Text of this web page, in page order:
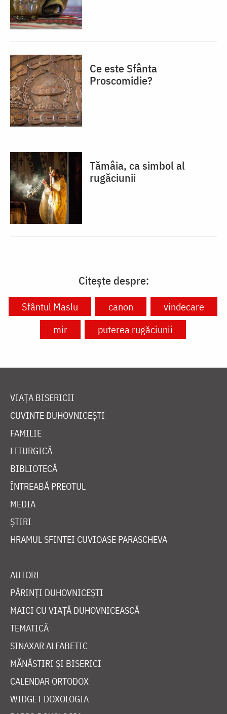
Ce este Sfânta
Proscomidie?
Tămâia, ca simbol al
rugăciunii
Citește despre:
Sfântul Maslu canon
vindecare
mir
puterea rugăciunii
VIAȚA BISERICII
CUVINTE DUHOVNICEȘTI
FAMILIE
LITURGICĂ
BIBLIOTECĂ
ÎNTREABĂ PREOTUL
MEDIA
ȘTIRI
HRAMUL SFINTEI CUVIOASE PARASCHEVA
AUTORI
PĂRINȚI DUHOVNICEȘTI
MAICI CU VIAȚĂ DUHOVNICEASCĂ
TEMATICĂ
SINAXAR ALFABETIC
MĂNĂSTIRI ȘI BISERICI
CALENDAR ORTODOX
WIDGET DOXOLOGIA